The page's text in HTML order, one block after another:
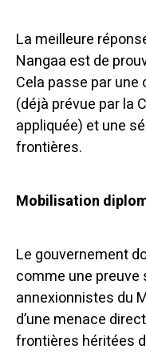
La meilleure
Nangaa est de
Cela passe par
(déjà prévue par la
appliquée) et une
frontières.
Mobilisation
Le gouvernement
comme une
annexionnistes du
d’une menace
frontières héritées